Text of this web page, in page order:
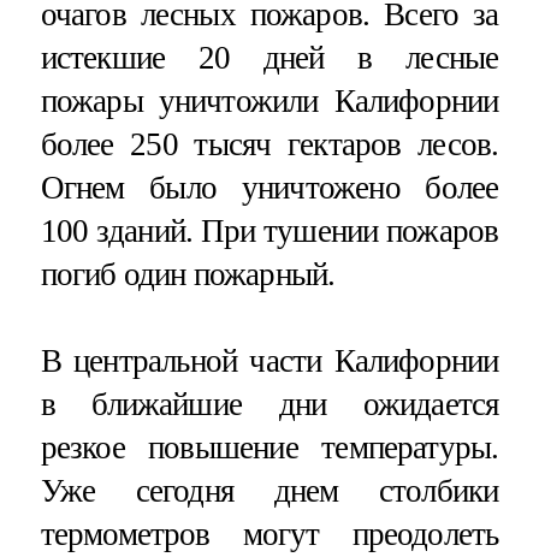
очагов лесных пожаров. Всего за
истекшие 20 дней в лесные
пожары уничтожили Калифорнии
более 250 тысяч гектаров лесов.
Огнем было уничтожено более
100 зданий. При тушении пожаров
погиб один пожарный.
В центральной части Калифорнии
в ближайшие дни ожидается
резкое повышение температуры.
Уже сегодня днем столбики
термометров могут преодолеть